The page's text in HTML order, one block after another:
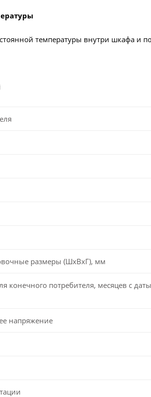
температуры внутри шкафа и
размеры (ШхВхГ), мм
конечного потребителя, месяцев с даты
напряжение